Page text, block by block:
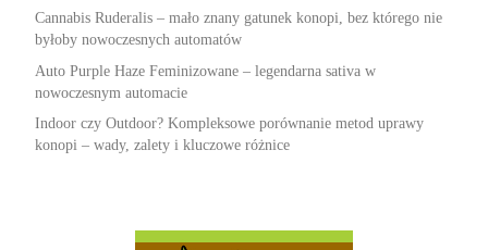
Cannabis Ruderalis – mało znany gatunek konopi, bez którego nie
byłoby nowoczesnych automatów
Auto Purple Haze Feminizowane – legendarna sativa w
nowoczesnym automacie
Indoor czy Outdoor? Kompleksowe porównanie metod uprawy
konopi – wady, zalety i kluczowe różnice